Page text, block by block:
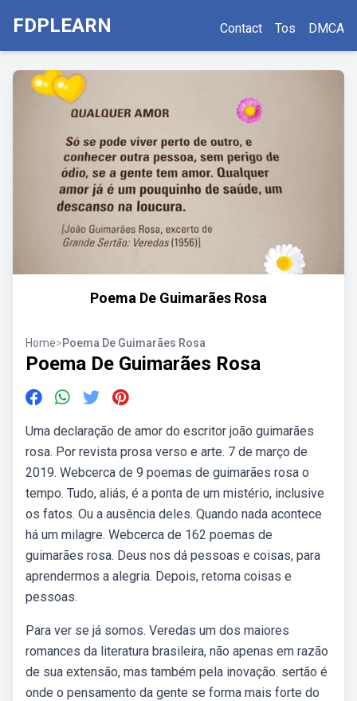
FDPLEARN Contact Tos DMCA
Poema De Guimarães Rosa
Home>Poema De Guimarães Rosa
Poema De Guimarães Rosa
Uma declaração de amor do escritor joão guimarães
rosa. Por revista prosa verso e arte. 7 de março de
2019. Webcerca de 9 poemas de guimarães rosa o
tempo. Tudo, aliás, é a ponta de um mistério, inclusive
os fatos. Ou a ausência deles. Quando nada acontece
há um milagre. Webcerca de 162 poemas de
guimarães rosa. Deus nos dá pessoas e coisas, para
aprendermos a alegria. Depois, retoma coisas e
pessoas.
Para ver se já somos. Veredas um dos maiores
romances da literatura brasileira, não apenas em razão
de sua extensão, mas também pela inovação. sertão é
onde o pensamento da gente se forma mais forte do